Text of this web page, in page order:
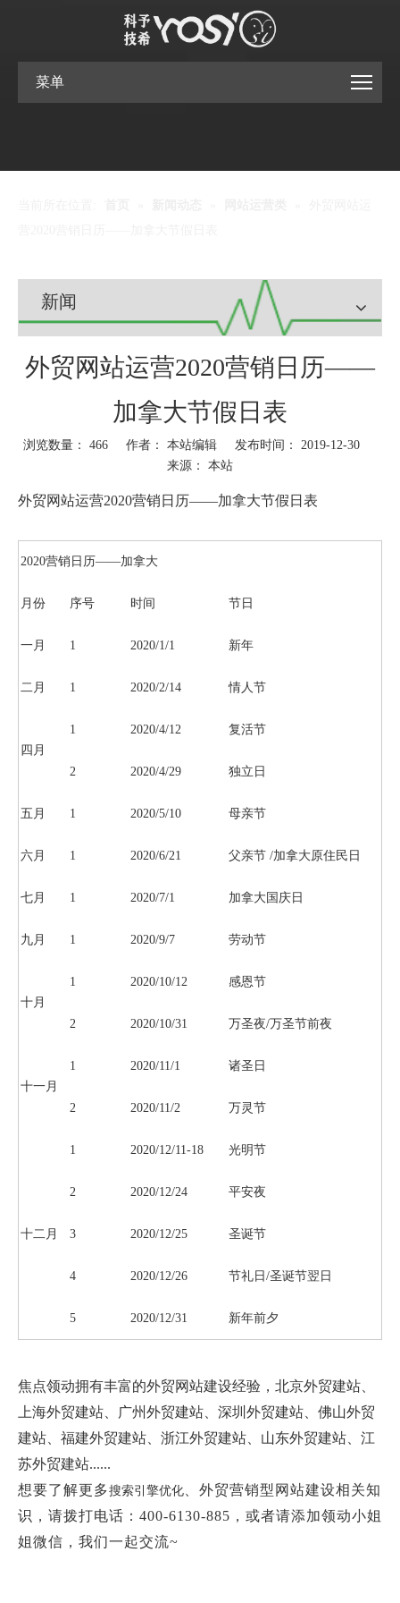
菜单
新闻
外贸网站运营2020营销日历——
加拿大节假日表
浏览数量： 466作者： 本站编辑 发布时间： 2019-12-30
来源： 本站
外贸网站运营2020营销日历——加拿大节假日表
2020营销日历——加拿大
月份 序号 时间 节日
一月 1 2020/1/1 新年
二月 1 2020/2/14 情人节
四月
1 2020/4/12 复活节
2 2020/4/29 独立日
五月 1 2020/5/10 母亲节
六月 1 2020/6/21 父亲节 /加拿大原住民日
七月 1 2020/7/1 加拿大国庆日
九月 1 2020/9/7 劳动节
十月
1 2020/10/12 感恩节
2 2020/10/31 万圣夜/万圣节前夜
十一月
1 2020/11/1 诸圣日
2 2020/11/2 万灵节
十二月
1 2020/12/11-18 光明节
2 2020/12/24 平安夜
3 2020/12/25 圣诞节
4 2020/12/26 节礼日/圣诞节翌日
5 2020/12/31 新年前夕
焦点领动拥有丰富的外贸网站建设经验，北京外贸建站、
上海外贸建站、广州外贸建站、深圳外贸建站、佛山外贸
建站、福建外贸建站、浙江外贸建站、山东外贸建站、江
苏外贸建站......
想要了解更多搜索引擎优化 、外贸营销型网站建设相关知
识，请拨打电话：400-6130-885，或者请添加领动小姐
姐微信，我们一起交流~